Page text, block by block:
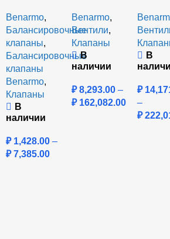
Benarmo,
Балансировочные
клапаны,
Балансировочные
клапаны
Benarmo,
Клапаны
В
наличии
₽1,428.00 –
₽7,385.00
Benarmo,
Вентили,
Клапаны
В
наличии
₽8,293.00 –
₽162,082.00
В
₽
–
₽